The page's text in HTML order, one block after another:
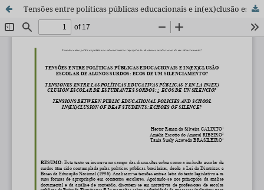
Tensões entre políticas públicas educacionais e in(ex)clusão escolar de alunos surdos: ecos de um silenciamento?